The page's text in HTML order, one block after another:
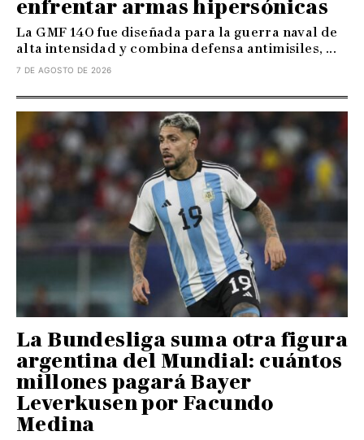
enfrentar armas hipersónicas
La GMF 140 fue diseñada para la guerra naval de
alta intensidad y combina defensa antimisiles, ...
7 DE AGOSTO DE 2026
La Bundesliga suma otra figura
argentina del Mundial: cuántos
millones pagará Bayer
Leverkusen por Facundo
Medina